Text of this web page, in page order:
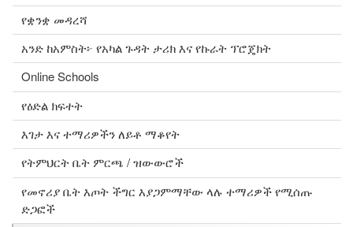
የቋንቋ መዳረሻ
አንድ ከአምስት፦ የአካል ጉዳት ታሪክ እና የኩራት ፕሮጄክት
Online Schools
የዕድል ክፍተት
እገታ እና ተማሪዎችን ለይቶ ማቆየት
የትምህርት ቤት ምርጫ / ዝውውሮች
የመኖሪያ ቤት እጦት ችግር እያጋምማቸው ላሉ ተማሪዎች የሚሰጡ
ድጋፎች